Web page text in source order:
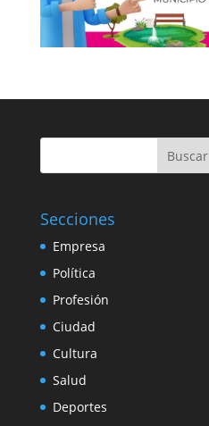
Buscar
Secciones
Empresa
Política
Profesión
Ciudad
Cultura
Salud
Deportes